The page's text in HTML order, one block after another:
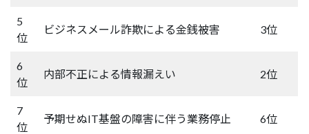
5
位
ビジネスメール詐欺による金銭被害 3位
6
位
内部不正による情報漏えい 2位
7
位
予期せぬIT基盤の障害に伴う業務停止 6位